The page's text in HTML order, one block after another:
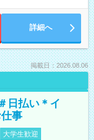
詳細へ
掲載日：2026.08.06
日払い＊イ
事
大学生歓迎